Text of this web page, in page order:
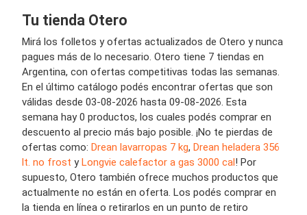
Tu tienda Otero
Mirá los folletos y ofertas actualizados de Otero y nunca
pagues más de lo necesario. Otero tiene 7 tiendas en
Argentina, con ofertas competitivas todas las semanas.
En el último catálogo podés encontrar ofertas que son
válidas desde 03-08-2026 hasta 09-08-2026. Esta
semana hay 0 productos, los cuales podés comprar en
descuento al precio más bajo posible. ¡No te pierdas de
ofertas como: Drean lavarropas 7 kg, Drean heladera 356
lt. no frost yLongvie calefactor a gas 3000 cal! Por
supuesto, Otero también ofrece muchos productos que
actualmente no están en oferta. Los podés comprar en
la tienda en línea o retirarlos en un punto de retiro